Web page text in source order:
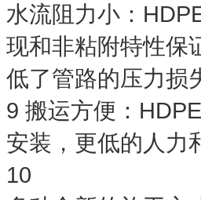
水流阻力小：
现和非粘附特性保
低了管路的压力损
9 搬运方便：
安装，更低的人力
10